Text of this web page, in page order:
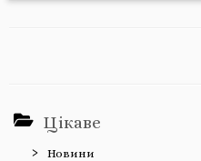
Цікаве
Новини